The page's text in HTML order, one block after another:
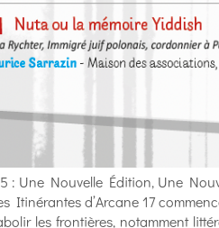
: Une Nouvelle Édition, Une
Itinérantes d’Arcane 17
les frontières, notamment